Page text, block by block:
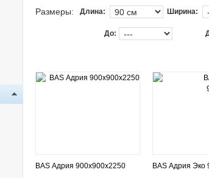
Размеры: Длина: Ширина:
До:
BAS Адрия 900х900х2250 BAS Адрия Эко